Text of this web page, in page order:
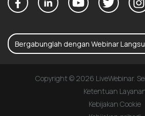
Bergabunglah dengan Webinar
Copyright © 2026 LiveWebinar.
Ketentuan
Kebijakan Cookie